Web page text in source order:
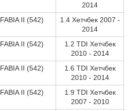
2014
FABIA II (542)
1.4 Хетчбек 2007 -
2014
FABIA II (542)
1.2 TDI Хетчбек
2010 - 2014
FABIA II (542)
1.6 TDI Хетчбек
2010 - 2014
FABIA II (542)
1.9 TDI Хетчбек
2007 - 2010